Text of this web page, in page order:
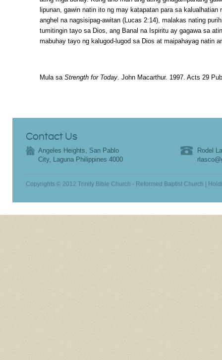
lipunan, gawin natin ito ng may katapatan para sa kalualhatian
anghel na nagsisipag-awitan (Lucas 2:14), malakas nating
tumitingin tayo sa Dios, ang Banal na Ispiritu ay gagawa sa
mabuhay tayo ng kalugod-lugod sa Dios at maipahayag natin
Mula sa Strength for Today . John Macarthur. 1997. Acts 29
Contact Us
Angeles Heights, San Pablo
City, Laguna Philippines 4000
Rodel
Copyrights © 2012 Trinity Bible Church - Reformed Baptist Church |